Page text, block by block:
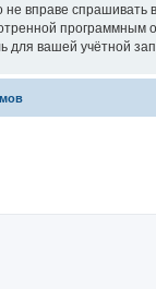
не вправе
программным
для вашей учётной